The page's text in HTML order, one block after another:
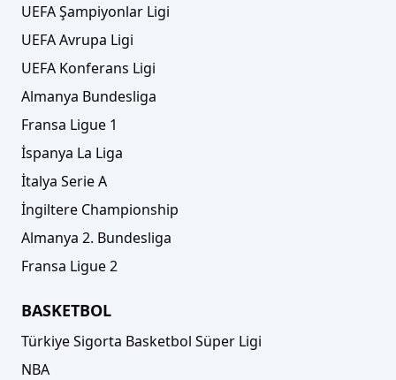
UEFA Şampiyonlar Ligi
UEFA Avrupa Ligi
UEFA Konferans Ligi
Almanya Bundesliga
Fransa Ligue 1
İspanya La Liga
İtalya Serie A
İngiltere Championship
Almanya 2. Bundesliga
Fransa Ligue 2
BASKETBOL
Türkiye Sigorta Basketbol Süper Ligi
NBA